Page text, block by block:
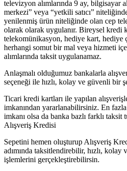
televizyon alımlarında 9 ay, bilgisayar
merkezi” veya “yetkili satıcı”
yenilenmiş ürün niteliğinde olan cep
olarak olarak uygulanır. Bireysel kredi
telekomünikasyon, hediye kart, hediye
herhangi somut bir mal veya hizmeti
alımlarında taksit uygulanamaz.
Anlaşmalı olduğumuz bankalarla
seçeneği ile hızlı, kolay ve güvenli bir
Ticari kredi kartları ile yapılan
imkanından yararlanabilirsiniz. En
imkanı olsa da banka bazlı farklı taksit
Alışveriş Kredisi
Sepetini hemen oluşturup Alışveriş
adımında taksitlendirebilir, hızlı,
işlemlerini gerçekleştirebilirsin.